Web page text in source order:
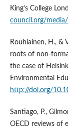
King’s College
council.org/
Rouhiainen, H., &
roots of non-
the case of
Environmental
http://doi.org/
Santiago, P.,
OECD reviews of